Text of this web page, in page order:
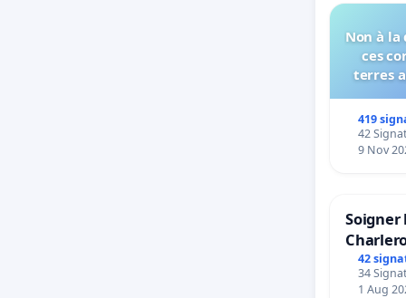
Non à la
ces
terres
419
42
9 Nov
Soigner
42
34
1 Aug